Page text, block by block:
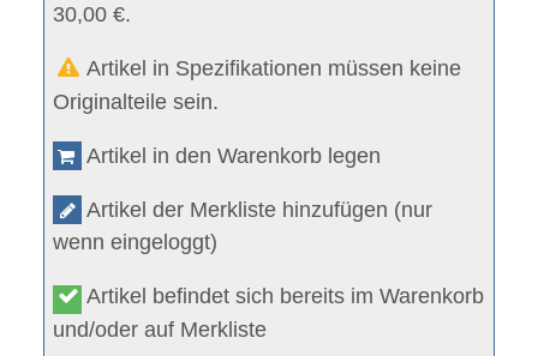
30,00 €.
Artikel in Spezifikationen müssen keine
Originalteile sein.
Artikel in den Warenkorb legen
Artikel der Merkliste hinzufügen (nur
wenn eingeloggt)
Artikel befindet sich bereits im Warenkorb
und/oder auf Merkliste